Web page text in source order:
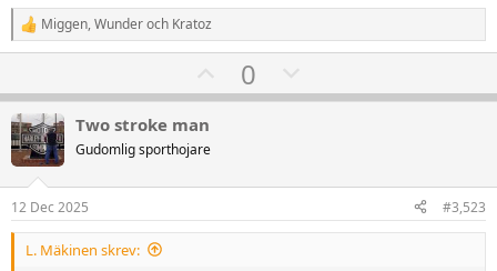
R
e
t
i
o
n
r
:
Miggen,Wunderoch Kratoz
U
p
t
0
o
v
t
Two stroke man
Gudomlig sporthojare
12 Dec 2025 #3,523
L. Mäkinen skrev: